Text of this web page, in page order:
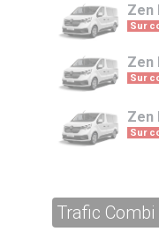
Zen
Sur
Zen
Sur
Zen
Sur
Trafic Combi